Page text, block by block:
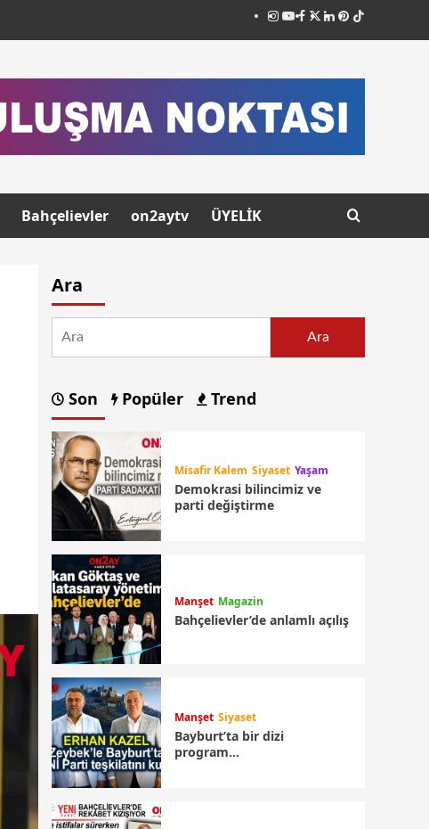
Bahçelievler on2aytv ÜYELİK
Ara
Ara
Son Popüler Trend
Misafir Kalem Siyaset Yaşam
Demokrasi bilincimiz ve
parti değiştirme
Manşet Magazin
Bahçelievler’de anlamlı açılış
Manşet Siyaset
Bayburt’ta bir dizi
program…